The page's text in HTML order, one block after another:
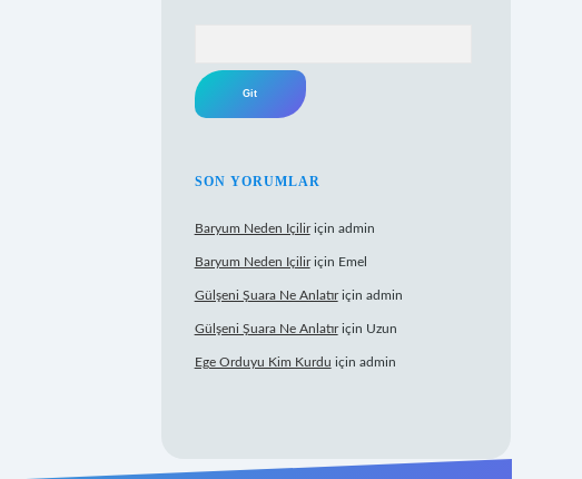
SON YORUMLAR
Baryum Neden Içiliriçin admin
Baryum Neden Içiliriçin Emel
Gülşeni Şuara Ne Anlatıriçin admin
Gülşeni Şuara Ne Anlatıriçin Uzun
Ege Orduyu Kim Kurdu için admin